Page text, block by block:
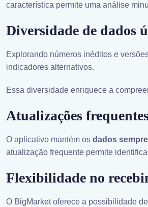
característica permite uma análise
Diversidade de dados
Explorando números inéditos e
indicadores alternativos.
Essa diversidade enriquece a
Atualizações
O aplicativo mantém os dados
atualização frequente permite
Flexibilidade no
O BigMarket oferece a possibilidade